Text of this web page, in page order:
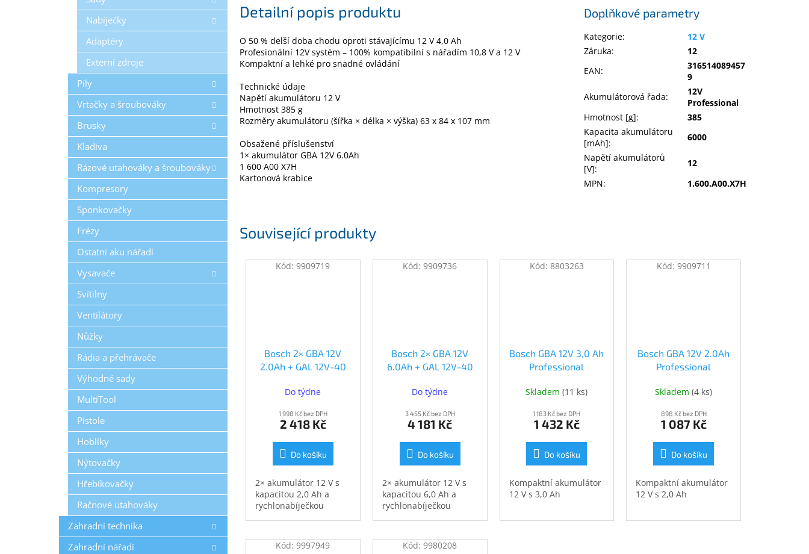
Nabíječky
Adaptéry
Externí zdroje
Pily
Vrtačky a šroubováky
Brusky
Kladiva
Rázové utahováky a šroubováky
Kompresory
Sponkovačky
Frézy
Ostatní aku nářadí
Vysavače
Svítilny
Ventilátory
Nůžky
Rádia a přehrávače
Výhodné sady
MultiTool
Pistole
Hoblíky
Nýtovačky
Hřebíkovačky
Račnové utahováky
Zahradní technika
Zahradní nářadí
Související produkty
Bosch 2× GBA 12V
2.0Ah + GAL 12V-40
(1.600.A01.9R8)
Do týdne
1 998 Kč bez DPH
2 418 Kč
Do košíku
2× akumulátor 12 V s
kapacitou 2,0 Ah a
rychlonabíječkou
Kód:9909719
Bosch 2× GBA 12V
6.0Ah + GAL 12V-40
(1.600.A01.B20)
Do týdne
3 455 Kč bez DPH
4 181 Kč
Do košíku
2× akumulátor 12 V s
kapacitou 6,0 Ah a
rychlonabíječkou
Kód:9909736
Bosch GBA 12V 3,0 Ah
Professional
(1.600.A00.X79)
Skladem(11 ks)
1 183 Kč bez DPH
1 432 Kč
Do košíku
Kompaktní akumulátor
12 V s 3,0 Ah
Kód: 8803263
Bosch GBA 12V 2.0Ah
Professional
(1.600.Z00.02X)
Skladem(4 ks)
898 Kč bez DPH
1 087 Kč
Do košíku
Kompaktní akumulátor
12 V s 2,0 Ah
Kód: 9909711
Kód:9997949 Kód:9980208
Detailní popis produktu
O 50 % delší doba chodu oproti stávajícímu 12 V 4,0 Ah
Profesionální 12V systém – 100% kompatibilní s nářadím 10,8 V a 12 V
Kompaktní a lehké pro snadné ovládání
Technické údaje
Napětí akumulátoru 12 V
Hmotnost 385 g
Rozměry akumulátoru (šířka × délka × výška) 63 x 84 x 107 mm
Obsažené příslušenství
1× akumulátor GBA 12V 6.0Ah
1 600 A00 X7H
Kartonová krabice
Doplňkové parametry
Kategorie:
12 V
Záruka:
12
EAN:
316514089457
9
Akumulátorová řada:
12V
Professional
Hmotnost [g]:
385
Kapacita akumulátoru
[mAh]:
6000
Napětí akumulátorů
[V]:
12
MPN: 1.600.A00.X7H